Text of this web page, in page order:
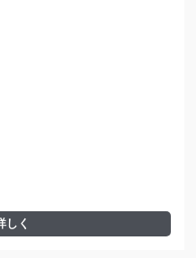
しく